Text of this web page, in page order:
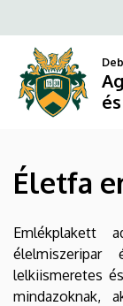
Agrár
és
(AKIT)
a
tartalomra
Életfa
Emlékplakett
lelkiismeretes
mindazoknak,